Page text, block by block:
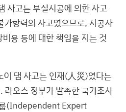
사고는 부실시공에 의한 사고
가항력의 사고였으므로, 시공사
용 등에 대한 책임을 지는 것
댐 사고는 인재(人災)였다는
라오스 정부가 발족한 국가조사
(Independent Expert